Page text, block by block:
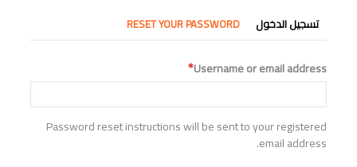
التبويبات
الأساسية
تسجيل الدخول RESET YOUR PASSWORD
Username or email address
Password reset instructions will be sent to your registered
email address.